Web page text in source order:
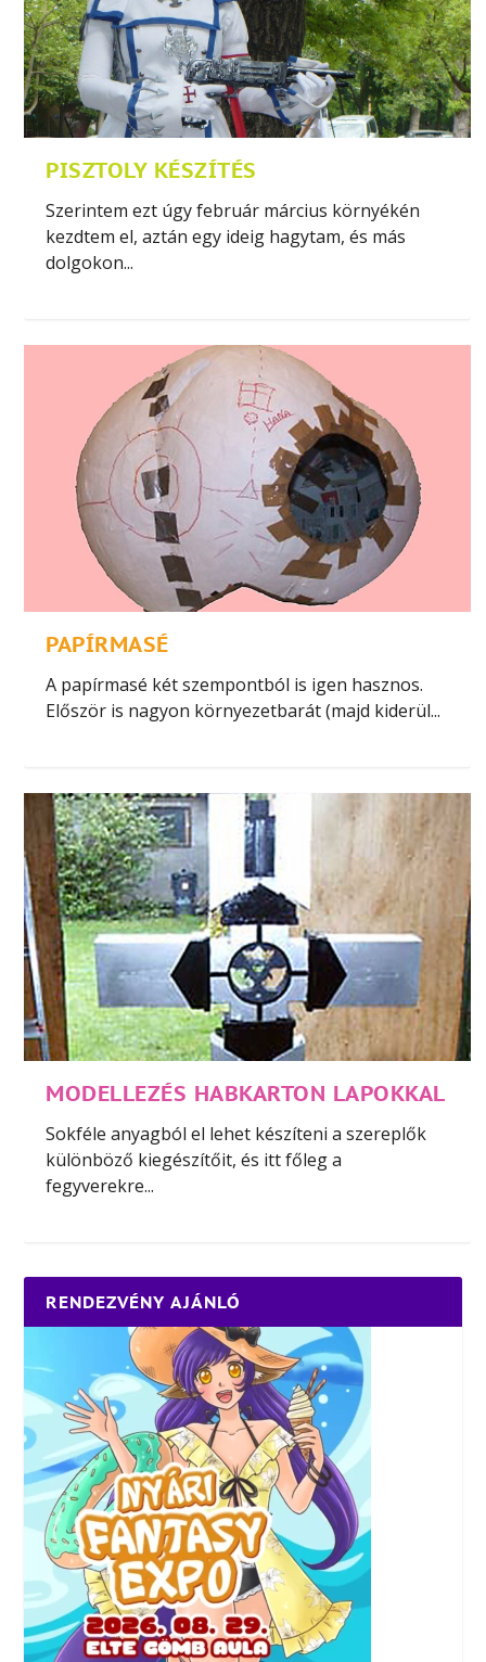
PISZTOLY KÉSZÍTÉS
Szerintem ezt úgy február március környékén
kezdtem el, aztán egy ideig hagytam, és más
dolgokon...
PAPÍRMASÉ
A papírmasé két szempontból is igen hasznos.
Először is nagyon környezetbarát (majd kiderül...
MODELLEZÉS HABKARTON LAPOKKAL
Sokféle anyagból el lehet készíteni a szereplők
különböző kiegészítőit, és itt főleg a
fegyverekre...
RENDEZVÉNY AJÁNLÓ